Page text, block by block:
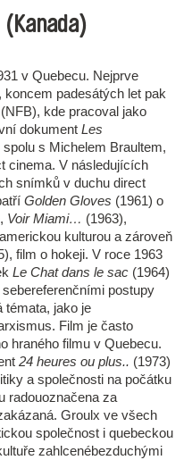
(Kanada)
v Quebecu. Nejprve
padesátých let pak
kde pracoval jako
dokument Les
s Michelem Braultem,
cinema. V následujících
snímků v duchu direct
Golden Gloves (1961) o
Voir Miami… (1963),
kulturou a zároveň
film o hokeji. V roce 1963
Le Chat dans le sac (1964)
postupy
témata, jako je
Film je často
hraného filmu v Quebecu.
24 heures ou plus.. (1973)
a společnosti na počátku
radouoznačena za
Groulx ve všech
společnost i quebeckou
zahlcenébezduchými